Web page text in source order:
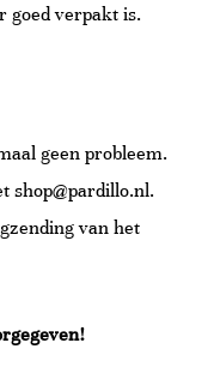
goed verpakt is.
geen probleem.
shop@pardillo.nl.
van het